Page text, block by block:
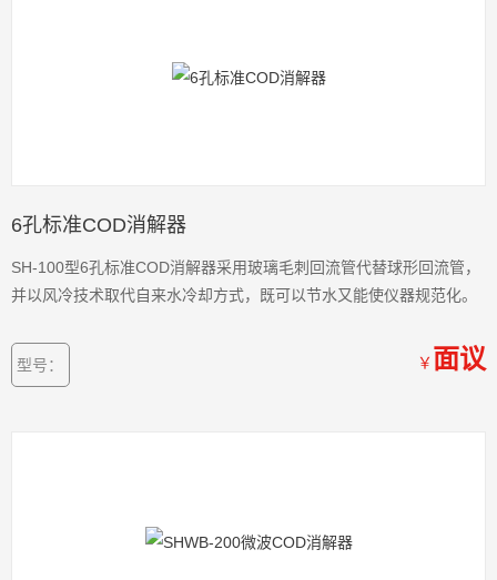
6孔标准COD消解器
SH-100型6孔标准COD消解器采用玻璃毛刺回流管代替球形回流管，
并以风冷技术取代自来水冷却方式，既可以节水又能使仪器规范化。
型号： ￥ 面议